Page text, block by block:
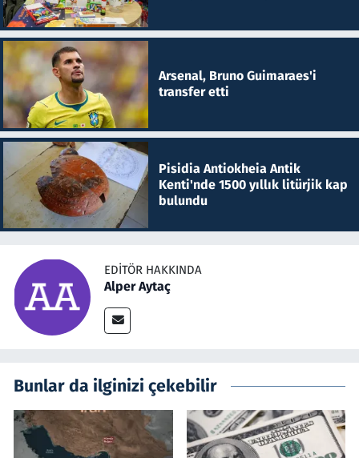
Arsenal, Bruno Guimaraes'i
transfer etti
Pisidia Antiokheia Antik
Kenti'nde 1500 yıllık litürjik kap
bulundu
EDITÖR HAKKINDA
Alper Aytaç
Bunlar da ilginizi çekebilir